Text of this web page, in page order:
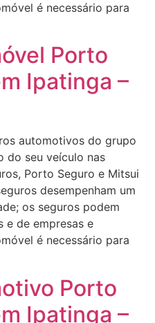
é necessário para
Porto
Ipatinga –
automotivos do grupo
do seu veículo nas
Porto Seguro e Mitsui
desempenham um
os seguros podem
e de empresas e
é necessário para
Porto
Ipatinga –